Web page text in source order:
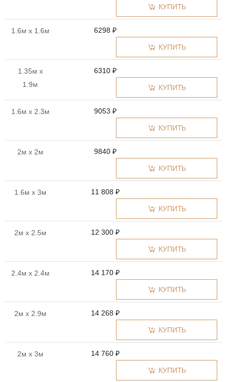
КУПИТЬ
1.6м x 1.6м 6298 ₽
КУПИТЬ
1.35м x
1.9м
6310 ₽
КУПИТЬ
1.6м x 2.3м 9053 ₽
КУПИТЬ
2м x 2м 9840 ₽
КУПИТЬ
1.6м x 3м 11 808 ₽
КУПИТЬ
2м x 2.5м 12 300 ₽
КУПИТЬ
2.4м x 2.4м 14 170 ₽
КУПИТЬ
2м x 2.9м 14 268 ₽
КУПИТЬ
2м x 3м 14 760 ₽
КУПИТЬ